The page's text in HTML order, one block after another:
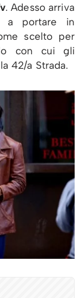
. Adesso arriva
a portare in
scelto per
con cui gli
42/a Strada.